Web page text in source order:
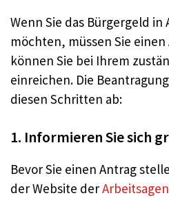
Wenn Sie das Bürgergeld
möchten, müssen Sie
können Sie bei Ihrem
einreichen. Die
diesen Schritten ab:
1. Informieren Sie sich
Bevor Sie einen Antrag
der Website der